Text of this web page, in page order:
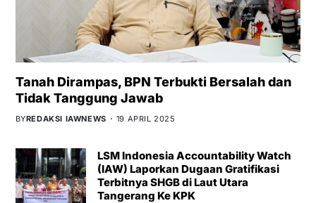
Tanah Dirampas, BPN Terbukti Bersalah dan
Tidak Tanggung Jawab
BYREDAKSI IAWNEWS 19 APRIL 2025
LSM Indonesia Accountability Watch
(IAW) Laporkan Dugaan Gratifikasi
Terbitnya SHGB di Laut Utara
Tangerang Ke KPK